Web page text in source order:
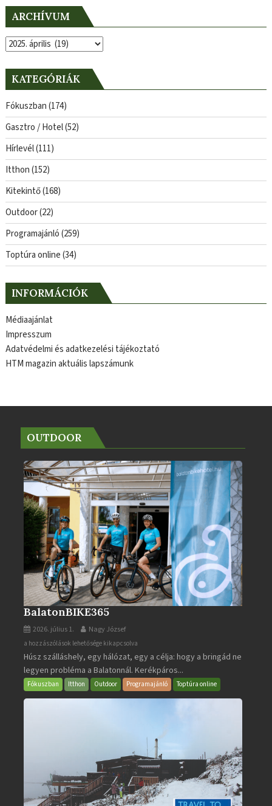
ARCHÍVUM
Archívum
KATEGÓRIÁK
Fókuszban(174)
Gasztro / Hotel(52)
Hírlevél(111)
Itthon(152)
Kitekintő(168)
Outdoor(22)
Programajánló(259)
Toptúra online(34)
INFORMÁCIÓK
Médiaajánlat
Impresszum
Adatvédelmi és adatkezelési tájékoztató
HTM magazin aktuális lapszámunk
OUTDOOR
BalatonBIKE365
2026. július 1. Nagy József
BalatonBIKE365
bejegyzéshez
a hozzászólások lehetősége kikapcsolva
Húsz szálláshely, egy hálózat, egy a célja: hogy a bringád ne
legyen probléma a Balatonnál. Kerékpáros...
Fókuszban Itthon Outdoor Programajánló Toptúra online